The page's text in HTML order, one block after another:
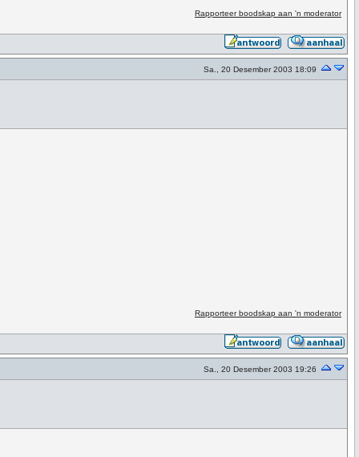
Rapporteer boodskap aan 'n moderator
Sa., 20 Desember 2003 18:09
Rapporteer boodskap aan 'n moderator
Sa., 20 Desember 2003 19:26